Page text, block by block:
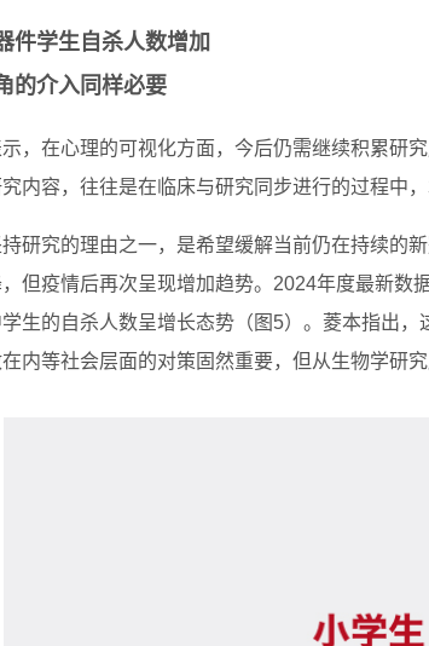
件学生自杀人数增加
的介入同样必要
，在心理的可视化方面，今后仍需继续积累研
内容，往往是在临床与研究同步进行的过程中
研究的理由之一，是希望缓解当前仍在持续的
但疫情后再次呈现增加趋势。2024年度最新数
生的自杀人数呈增长态势（图5）。菱本指出
内等社会层面的对策固然重要，但从生物学研究